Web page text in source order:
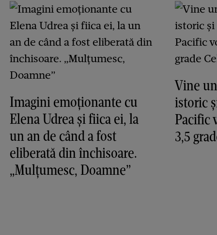
Imagini emoționante cu
Elena Udrea și fiica ei, la
un an de când a fost
eliberată din închisoare.
„Mulțumesc, Doamne”
Vine
istoric
Pacific
3,5